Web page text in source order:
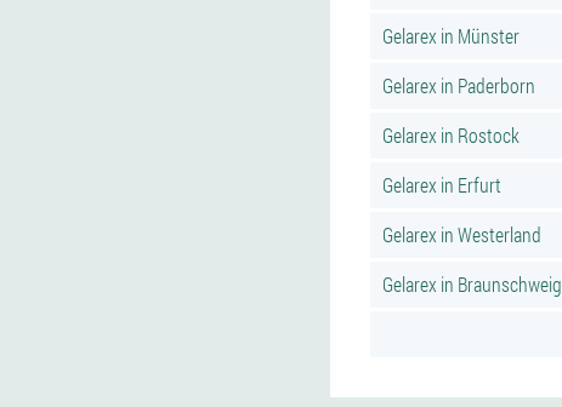
Gelarex in Münster
Gelarex in Paderborn
Gelarex in Rostock
Gelarex in Erfurt
Gelarex in Westerland
Gelarex in Braunschweig